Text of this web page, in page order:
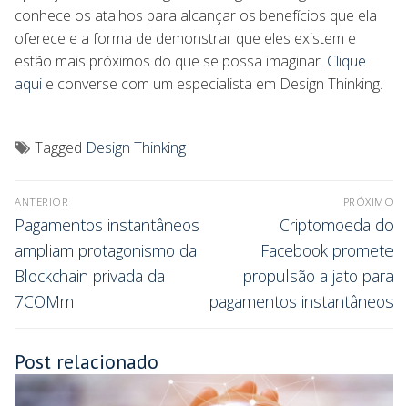
conhece os atalhos para alcançar os benefícios que ela
oferece e a forma de demonstrar que eles existem e
estão mais próximos do que se possa imaginar. Clique
aqui e converse com um especialista em Design Thinking.
Tagged Design Thinking
ANTERIOR
Pagamentos instantâneos
ampliam protagonismo da
Blockchain privada da
7COMm
PRÓXIMO
Criptomoeda do
Facebook promete
propulsão a jato para
pagamentos instantâneos
Post relacionado